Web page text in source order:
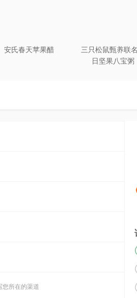
安氏春天苹果醋
三只松鼠甄养联
日坚果八宝粥
您所在的渠道